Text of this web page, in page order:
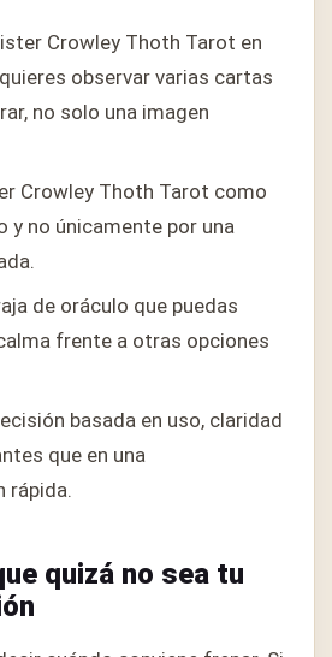
Crowley Thoth Tarot en
observar varias cartas
no solo una imagen
Crowley Thoth Tarot como
y no únicamente por una
de oráculo que puedas
frente a otras opciones
basada en uso, claridad
que en una
rápida.
quizá no sea tu